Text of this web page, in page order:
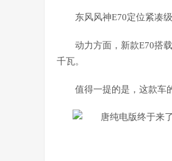
东风风神E70定位紧凑
动力方面，新款E70搭
千瓦。
值得一提的是，这款车